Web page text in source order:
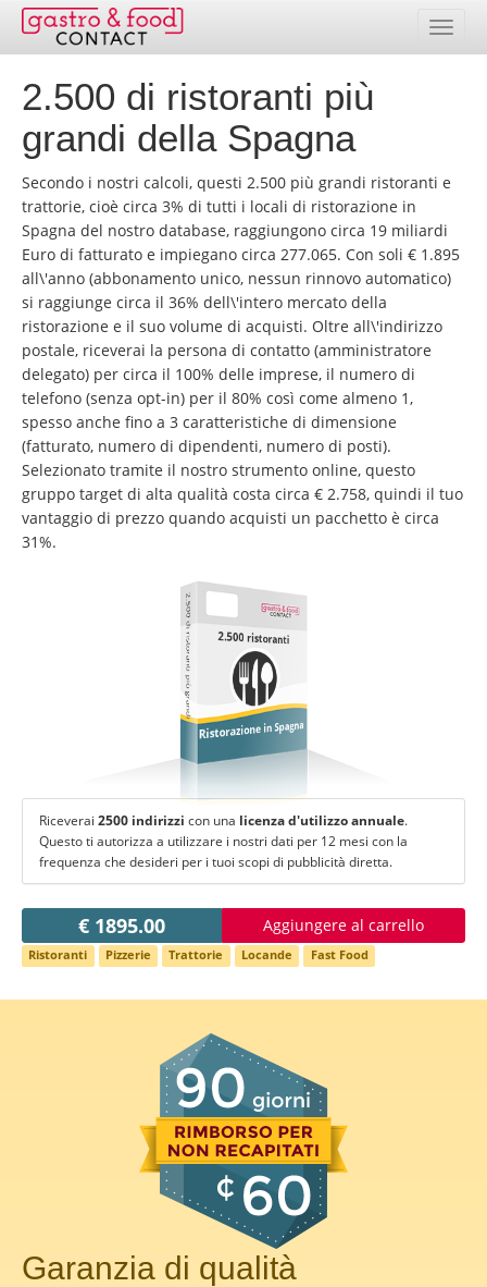
Banca dati
Elenco paesi
Pacchetti indirizzi
Selezione online
Prezzi
Prestazioni
Contatto
Area clienti
Cambiare lingua:
Deutsch
American English
Français
Português
2.500 di ristoranti più
grandi della Spagna
Secondo i nostri calcoli, questi 2.500 più grandi ristoranti e
trattorie, cioè circa 3% di tutti i locali di ristorazione in
Spagna del nostro database, raggiungono circa 19 miliardi
Euro di fatturato e impiegano circa 277.065. Con soli € 1.895
all\'anno (abbonamento unico, nessun rinnovo automatico)
si raggiunge circa il 36% dell\'intero mercato della
ristorazione e il suo volume di acquisti. Oltre all\'indirizzo
postale, riceverai la persona di contatto (amministratore
delegato) per circa il 100% delle imprese, il numero di
telefono (senza opt-in) per il 80% così come almeno 1,
spesso anche fino a 3 caratteristiche di dimensione
(fatturato, numero di dipendenti, numero di posti).
Selezionato tramite il nostro strumento online, questo
gruppo target di alta qualità costa circa € 2.758, quindi il tuo
vantaggio di prezzo quando acquisti un pacchetto è circa
31%.
2.500 di ristoranti più grandi 2.500 ristoranti
Ristorazione in Spagna
Riceverai 2500 indirizzi con una licenza d'utilizzo annuale.
Questo ti autorizza a utilizzare i nostri dati per 12 mesi con la
frequenza che desideri per i tuoi scopi di pubblicità diretta.
€ 1895.00 Aggiungere al carrello
Ristoranti Pizzerie Trattorie Locande Fast Food
Garanzia di qualità